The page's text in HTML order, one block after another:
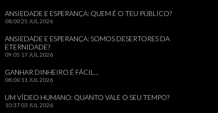
ANSIEDADE E ESPERANÇA: QUEM É O TEU PÚBLICO?
08:0025 JUL 2026
ANSIEDADE E ESPERANÇA: SOMOS DESERTORES DA
ETERNIDADE?
09:05 17 JUL 2026
GANHAR DINHEIRO É FÁCIL…
08:00 11 JUL 2026
UM VÍDEO HUMANO: QUANTO VALE O SEU TEMPO?
10:37 03 JUL 2026